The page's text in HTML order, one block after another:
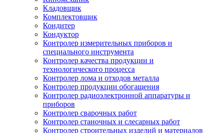
Кладовщик
Комплектовщик
Кондитер
Кондуктор
Контролер измерительных приборов и
специального инструмента
Контролер качества продукции и
технологического процесса
Контролер лома и отходов металла
Контролер продукции обогащения
Контролер радиоэлектронной аппаратуры и
приборов
Контролер сварочных работ
Контролер станочных и слесарных работ
Контролер строительных изделий и материалов